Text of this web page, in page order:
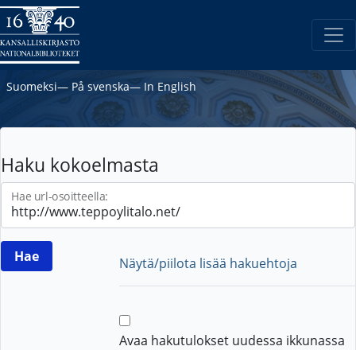
Suomeksi― På svenska― In English
Haku kokoelmasta
Hae url-osoitteella:
Näytä/piilota lisää hakuehtoja
Avaa hakutulokset uudessa ikkunassa